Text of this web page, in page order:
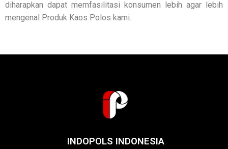
diharapkan dapat memfasilitasi konsumen lebih agar lebih
mengenal Produk Kaos Polos kami.
INDOPOLS INDONESIA